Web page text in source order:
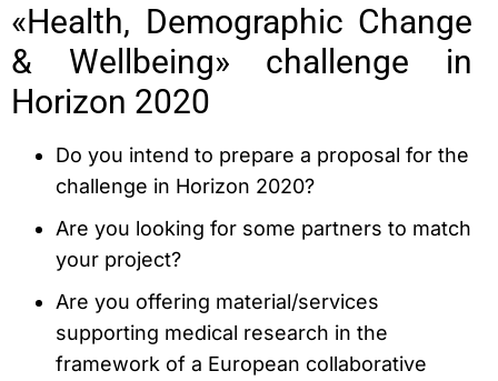
«Health, Demographic Change
& Wellbeing» challenge in
Horizon 2020
Do you intend to prepare a proposal for the
challenge in Horizon 2020?
Are you looking for some partners to match
your project?
Are you offering material/services
supporting medical research in the
framework of a European collaborative